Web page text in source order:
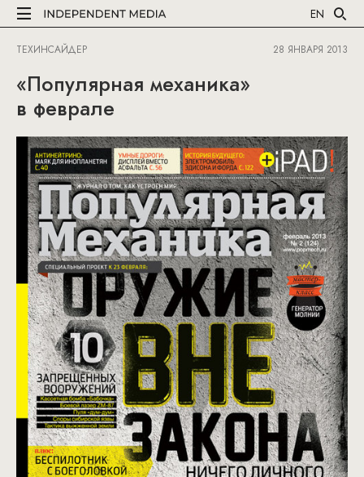
EN
ТЕХИНСАЙДЕР 28 ЯНВАРЯ 2013
«Популярная механика»
в феврале